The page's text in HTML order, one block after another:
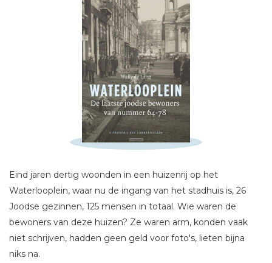
Eind jaren dertig woonden in een huizenrij op het
Waterlooplein, waar nu de ingang van het stadhuis is, 26
Joodse gezinnen, 125 mensen in totaal. Wie waren de
bewoners van deze huizen? Ze waren arm, konden vaak
niet schrijven, hadden geen geld voor foto's, lieten bijna
niks na.
Schrijf hieronder je review!
Titel *
Bericht *